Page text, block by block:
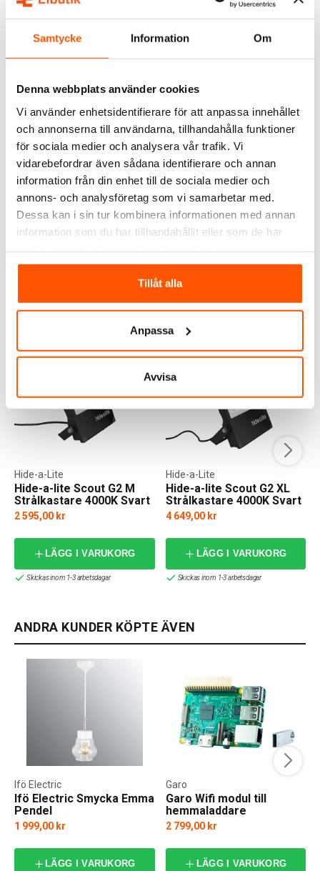
Samtycke Information Om
Denna webbplats använder cookies
Vi använder enhetsidentifierare för att anpassa innehållet
och annonserna till användarna, tillhandahålla funktioner
för sociala medier och analysera vår trafik. Vi
vidarebefordrar även sådana identifierare och annan
information från din enhet till de sociala medier och
annons- och analysföretag som vi samarbetar med.
Dessa kan i sin tur kombinera informationen med annan
information som du har tillhandahållit eller som de har
Tillåt alla
Anpassa
Avvisa
Skickas inom 1-3 arbetsdagar Skickas inom 1-3 arbetsdagar
Hide-a-lite Scout G2 S
Strålkastare 4000K Svart
Hide-a-Lite
1 779,00 kr
LÄGG I VARUKORG
ALTERNATIVA PRODUKTER
Hide-a-lite Scout G2 M
Strålkastare 4000K Svart
Hide-a-Lite
2 595,00 kr
LÄGG I VARUKORG
Skickas inom 1-3 arbetsdagar
Hide-a-lite Scout G2 XL
Strålkastare 4000K Svart
Hide-a-Lite
4 649,00 kr
LÄGG I VARUKORG
Skickas inom 1-3 arbetsdagar
ANDRA KUNDER KÖPTE ÄVEN
Ifö Electric Smycka Emma
Pendel
Ifö Electric
1 999,00 kr
LÄGG I VARUKORG
Garo Wifi modul till
hemmaladdare
Garo
2 799,00 kr
LÄGG I VARUKORG